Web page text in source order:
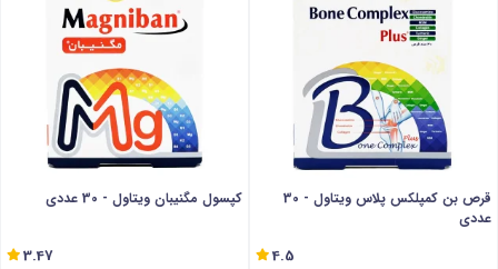
قرص بن کمپلکس پلاس ویتاول - 30
عددی
4.5
کپسول مگنیبان ویتاول - 30 عددی
3.47